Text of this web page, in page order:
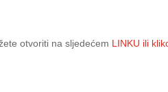
otvoriti na sljedećem LINKU ili